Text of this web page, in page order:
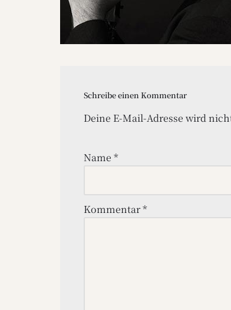
Schreibe einen Kommentar
Deine E-Mail-Adresse wird
Name *
Kommentar*